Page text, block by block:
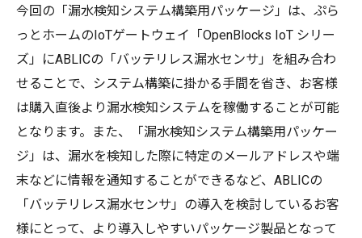
今回の「漏水検知システム構築用パッケージ」は、ぷら
っとホームのIoTゲートウェイ「OpenBlocks IoT シリー
ズ」にABLICの「バッテリレス漏水センサ」を組み合わ
せることで、システム構築に掛かる手間を省き、お客様
は購入直後より漏水検知システムを稼働することが可能
となります。また、「漏水検知システム構築用パッケー
ジ」は、漏水を検知した際に特定のメールアドレスや端
末などに情報を通知することができるなど、ABLICの
「バッテリレス漏水センサ」の導入を検討しているお客
様にとって、より導入しやすいパッケージ製品となって